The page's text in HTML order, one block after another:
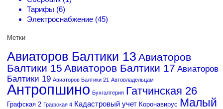
Тарифы (6)
Электроснабжение (45)
Метки
Авиаторов Балтики 13 Авиаторов
Балтики 15 Авиаторов Балтики 17 Авиаторов
Балтики 19 Авиаторов Балтики 21 Автовладельцам
Антропшино Бухгалтерия Гатчинская 26
Графская 2 Графская 4 Кадастровый учет Коронавирус Малый